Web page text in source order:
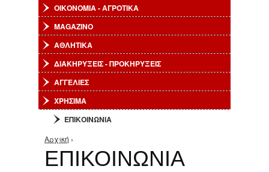
ΟΙΚΟΝΟΜΙΑ - ΑΓΡΟΤΙΚΑ
MAGAZINO
ΑΘΛΗΤΙΚΑ
ΔΙΑΚΗΡΥΞΕΙΣ - ΠΡΟΚΗΡΥΞΕΙΣ
ΑΓΓΕΛΙΕΣ
ΧΡΗΣΙΜΑ
ΕΠΙΚΟΙΝΩΝΙΑ
Είστε εδώ
Αρχική ›
ΕΠΙΚΟΙΝΩΝΙΑ